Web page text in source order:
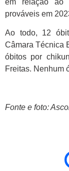
prováveis em
Ao todo, 12
Câmara Técnica
óbitos por
Freitas. Nenhum
Fonte e foto: